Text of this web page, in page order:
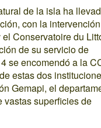
de la isla ha
con la
Conservatoire du
de su servicio de
se encomendó a la
estas dos
Gemapi, el
vastas superficies de